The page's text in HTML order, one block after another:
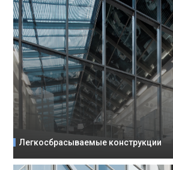
Легкосбрасываемые конструкции